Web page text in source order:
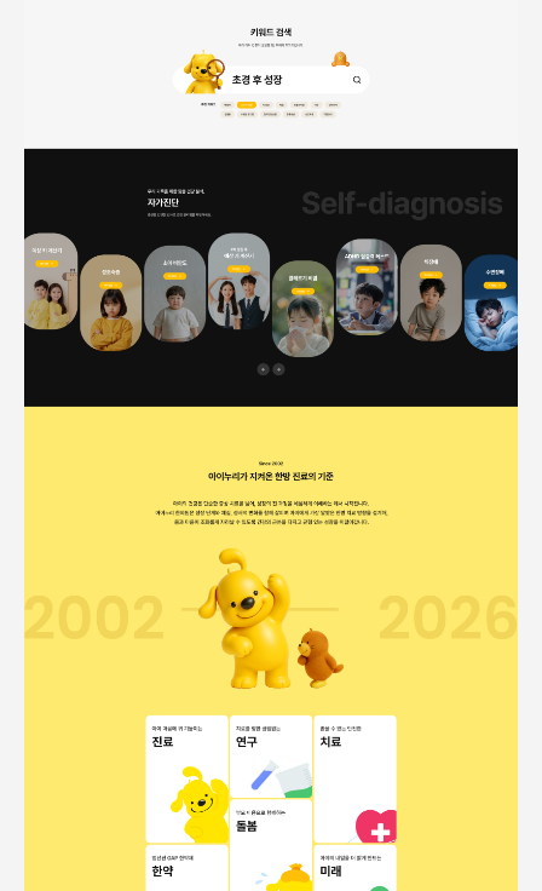
들어갈 메시지 영역
확인